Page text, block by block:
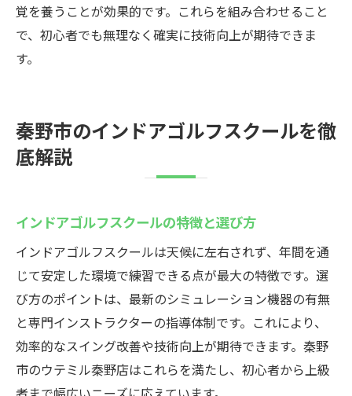
覚を養うことが効果的です。これらを組み合わせること
で、初心者でも無理なく確実に技術向上が期待できま
す。
秦野市のインドアゴルフスクールを徹
底解説
インドアゴルフスクールの特徴と選び方
インドアゴルフスクールは天候に左右されず、年間を通
じて安定した環境で練習できる点が最大の特徴です。選
び方のポイントは、最新のシミュレーション機器の有無
と専門インストラクターの指導体制です。これにより、
効率的なスイング改善や技術向上が期待できます。秦野
市のウテミル秦野店はこれらを満たし、初心者から上級